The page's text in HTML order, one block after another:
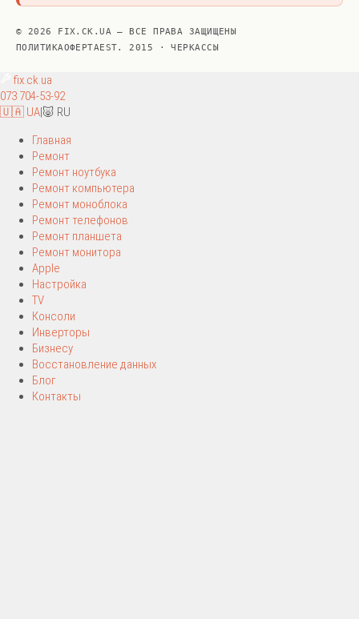
© 2026 FIX.CK.UA — ВСЕ ПРАВА ЗАЩИЩЕНЫ
ПОЛИТИКАОФЕРТАEST. 2015 · ЧЕРКАССЫ
fix.ck.ua
073 704-53-92
🇺🇦 UA|🐷 RU
Главная
Ремонт
Ремонт ноутбука
Ремонт компьютера
Ремонт моноблока
Ремонт телефонов
Ремонт планшета
Ремонт монитора
Apple
Настройка
TV
Консоли
Инверторы
Бизнесу
Восстановление данных
Блог
Контакты